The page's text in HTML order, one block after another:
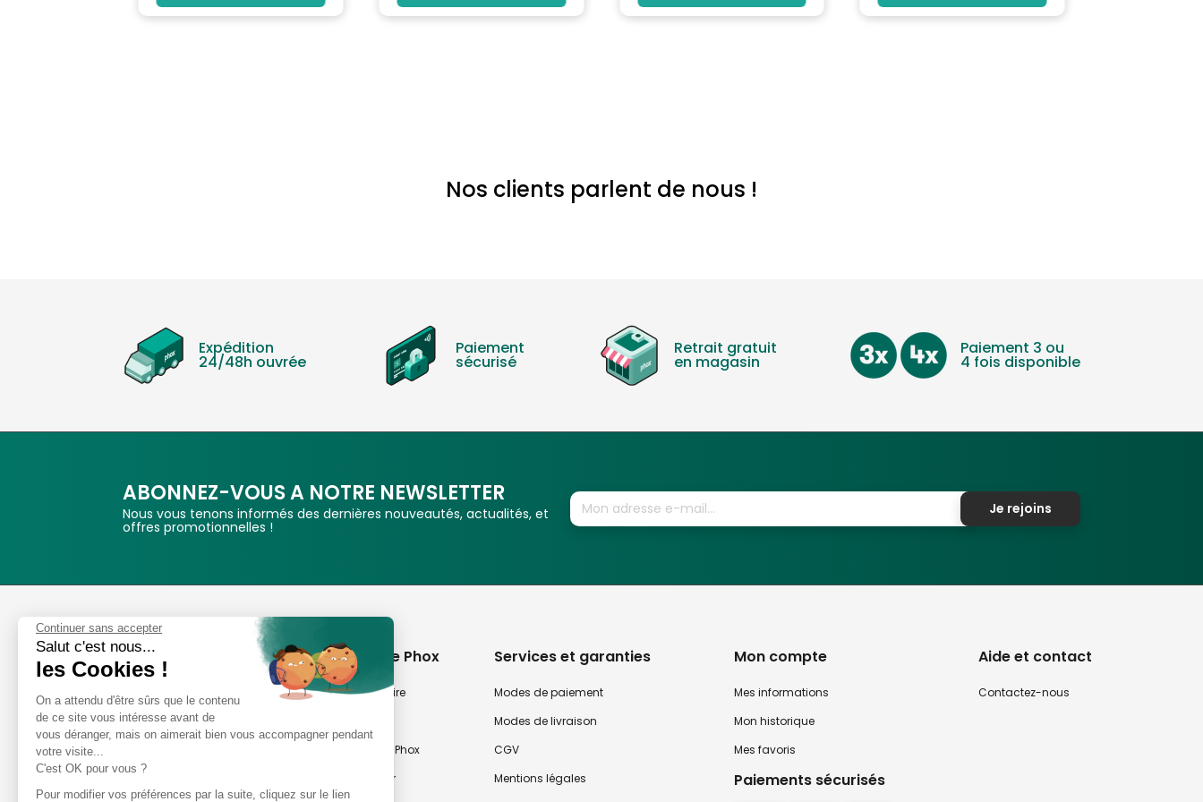
Type stabilisateur d'image: IBIS sur 5 axes
Nos clients parlent de nous !
Expédition
24/48h ouvrée
Paiement
sécurisé
Retrait gratuit
en magasin
Paiement 3 ou
4 fois disponible
ABONNEZ-VOUS A NOTRE NEWSLETTER
Nous vous tenons informés des dernières nouveautés, actualités, et
offres promotionnelles !
Je rejoins
Phox
Spécialiste de l'image
Suivez-nous
Avis clients
8,2/10 Avis vérifiés
A propos de Phox
Notre savoir-faire
Nos magasins Phox
Notre newsletter
Services et garanties
Modes de paiement
Modes de livraison
CGV
Mentions légales
Mon compte
Mes informations
Mon historique
Mes favoris
Paiements sécurisés
Aide et contact
Contactez-nous
Continuer sans accepter
Salut c'est nous...
les Cookies !
On a attendu d'être sûrs que le contenu
de ce site vous intéresse avant de
vous déranger, mais on aimerait bien vous accompagner pendant
votre visite...
C'est OK pour vous ?
Pour modifier vos préférences par la suite, cliquez sur le lien